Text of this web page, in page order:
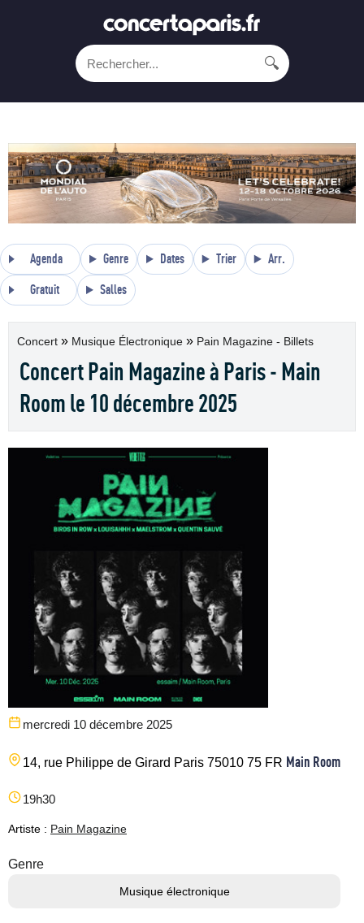
🔍
Agenda Genre Dates Trier Arr.
Gratuit Salles
Concert » Musique Électronique » Pain Magazine - Billets
Concert Pain Magazine à Paris - Main
Room le 10 décembre 2025
mercredi 10 décembre 2025
14, rue Philippe de Girard Paris 75010 75 FR Main Room
19h30
Artiste : Pain Magazine
Genre
Musique électronique